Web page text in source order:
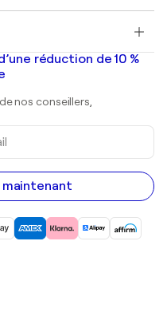
réduction de 10 %
nos conseillers,